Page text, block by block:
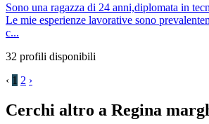
Sono una ragazza di 24 anni,diplomata in
Le mie esperienze lavorative sono
c...
32 profili disponibili
‹ 1 2 ›
Cerchi altro a Regina